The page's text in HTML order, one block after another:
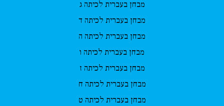
מבחן בעברית לכיתה ג
מבחן בעברית לכיתה ד
מבחן בעברית לכיתה ה
מבחן בעברית לכיתה ו
מבחן בעברית לכיתה ז
מבחן בעברית לכיתה ח
מבחן בעברית לכיתה ט